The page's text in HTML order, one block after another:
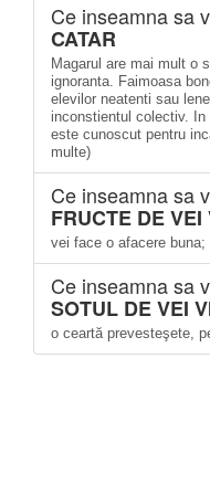
Ce inseamna sa
CATAR
Magarul are mai mult o
ignoranta. Faimoasa
elevilor neatenti sau
inconstientul colectiv.
este cunoscut pentru
multe)
Ce inseamna sa
FRUCTE DE VEI
vei face o afacere buna;
Ce inseamna sa
SOTUL DE VEI
o ceartă prevesteşete,